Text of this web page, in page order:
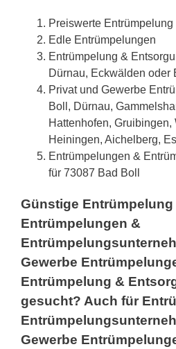
Preiswerte Entrümpelung
Edle Entrümpelungen
Entrümpelung &
Dürnau, Eckwälden oder
Privat und Gewerbe
Boll, Dürnau,
Hattenhofen,
Heiningen, Aichelberg,
Entrümpelungen &
für 73087 Bad Boll
Günstige Entrümpelung
Entrümpelungen &
Gewerbe
Entrümpelung &
gesucht? Auch für
Gewerbe